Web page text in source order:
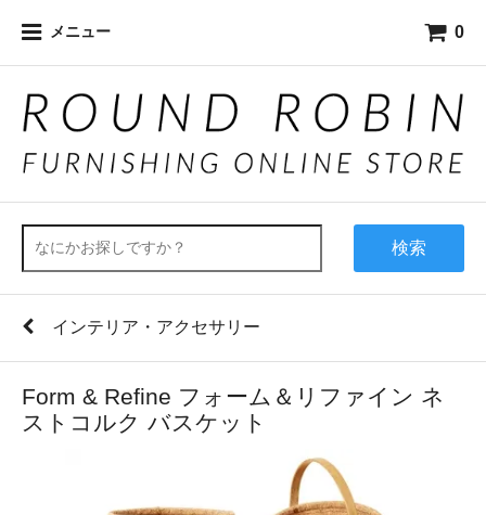
メニュー 0
検索
インテリア・アクセサリー
Form & Refine フォーム＆リファイン ネ
ストコルク バスケット